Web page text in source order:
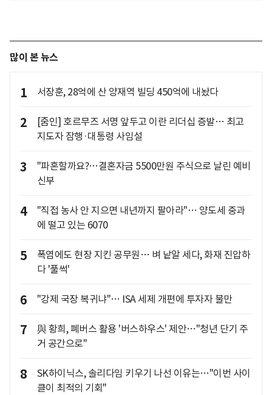
많이 본 뉴스
1 서장훈, 28억에 산 양재역 빌딩 450억에 내놨다
2
[줌인] 호르무즈 서명 앞두고 이란 리더십 증발… 최고
지도자 잠행·대통령 사임설
3
"파혼할까요?…결혼자금 5500만원 주식으로 날린 예비
신부
4
"직접 농사 안 지으면 내년까지 팔아라"… 양도세 중과
에 떨고 있는 6070
5
폭염에도 현장 지킨 공무원… 벼 낱알 세다, 화재 진압하
다 '풀썩'
6 "강제 국장 복귀냐"… ISA 세제 개편에 투자자 불만
7
與 황희, 폐버스 활용 '버스하우스' 제안…"청년 단기 주
거 공간으로"
8
SK하이닉스, 솔리다임 키우기 나선 이유는…"이번 사이
클이 최적의 기회"